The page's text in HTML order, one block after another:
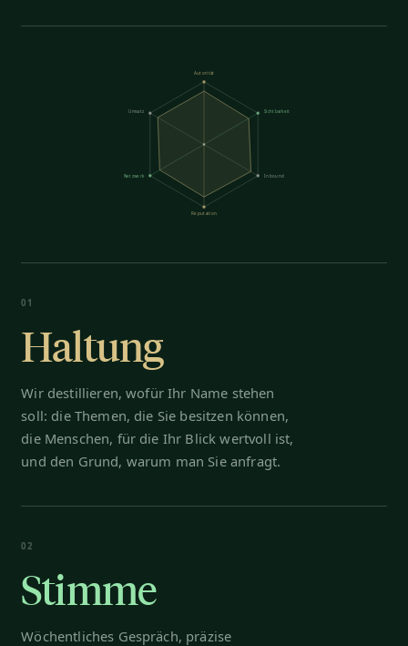
Autorität
Reputation
Sichtbarkeit
Netzwerk Inbound
Umsatz
01
Haltung
Wir destillieren, wofür Ihr Name stehen
soll: die Themen, die Sie besitzen können,
die Menschen, für die Ihr Blick wertvoll ist,
und den Grund, warum man Sie anfragt.
02
Stimme
Wöchentliches Gespräch, präzise